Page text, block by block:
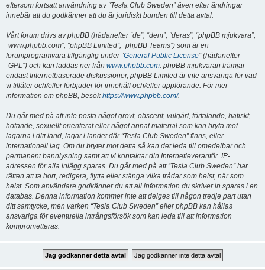
eftersom fortsatt användning av “Tesla Club Sweden” även efter ändringar
innebär att du godkänner att du är juridiskt bunden till detta avtal.
Vårt forum drivs av phpBB (hädanefter “de”, “dem”, “deras”, “phpBB mjukvara”,
“www.phpbb.com”, “phpBB Limited”, “phpBB Teams”) som är en
forumprogramvara tillgänglig under “General Public License” (hädanefter
“GPL”) och kan laddas ner från www.phpbb.com. phpBB mjukvaran främjar
endast Internetbaserade diskussioner, phpBB Limited är inte ansvariga för vad
vi tillåter och/eller förbjuder för innehåll och/eller uppförande. För mer
information om phpBB, besökhttps://www.phpbb.com/.
Du går med på att inte posta något grovt, obscent, vulgärt, förtalande, hatiskt,
hotande, sexuellt orienterat eller något annat material som kan bryta mot
lagarna i ditt land, lagar i landet där “Tesla Club Sweden” finns, eller
internationell lag. Om du bryter mot detta så kan det leda till omedelbar och
permanent bannlysning samt att vi kontaktar din Internetleverantör. IP-
adressen för alla inlägg sparas. Du går med på att “Tesla Club Sweden” har
rätten att ta bort, redigera, flytta eller stänga vilka trådar som helst, när som
helst. Som användare godkänner du att all information du skriver in sparas i en
databas. Denna information kommer inte att delges till någon tredje part utan
ditt samtycke, men varken “Tesla Club Sweden” eller phpBB kan hållas
ansvariga för eventuella intrångsförsök som kan leda till att information
komprometteras.